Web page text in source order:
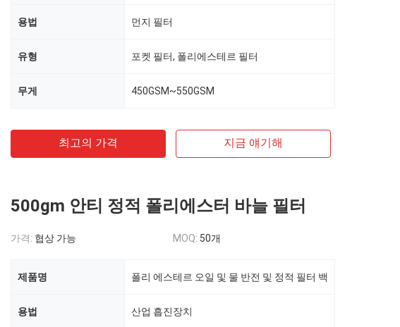
용법 먼지 필터
유형 포켓 필터, 폴리에스테르 필터
무게 450GSM~550GSM
최고의 가격 지금 얘기해
500gm 안티 정적 폴리에스터 바늘 필터
가격: 협상 가능 MOQ: 50개
제품명 폴리 에스테르 오일 및 물 반전 및 정적 필터 백
용법 산업 흡진장치